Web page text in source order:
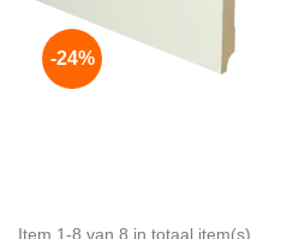
-24%
Item 1-8 van 8 in totaal item(s)